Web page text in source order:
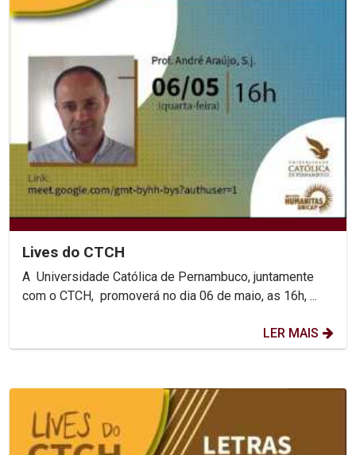
Lives do CTCH
A Universidade Católica de Pernambuco, juntamente
com o CTCH, promoverá no dia 06 de maio, as 16h, ...
LER MAIS